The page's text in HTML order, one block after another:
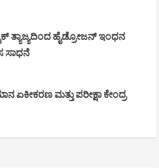
ತ್ಯಾಜ್ಯದಿಂದ ಹೈಡ್ರೋಜನ್ ಇಂಧನ
ಸಾಧನೆ
ಏಕೀಕರಣ ಮತ್ತು ಪರೀಕ್ಷಾ ಕೇಂದ್ರ